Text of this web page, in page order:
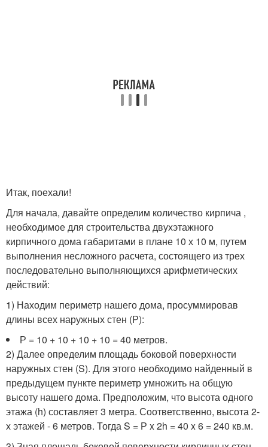
Итак, поехали!
Для начала, давайте определим количество кирпича ,
необходимое для строительства двухэтажного
кирпичного дома габаритами в плане 10 х 10 м, путем
выполнения несложного расчета, состоящего из трех
последовательно выполняющихся арифметических
действий:
1) Находим периметр нашего дома, просуммировав
длины всех наружных стен (Р):
Р = 10 + 10 + 10 + 10 = 40 метров.
2) Далее определим площадь боковой поверхности
наружных стен (S). Для этого необходимо найденный в
предыдущем пункте периметр умножить на общую
высоту нашего дома. Предположим, что высота одного
этажа (h) составляет 3 метра. Соответственно, высота 2-
х этажей - 6 метров. Тогда S = Р x 2h = 40 x 6 = 240 кв.м.